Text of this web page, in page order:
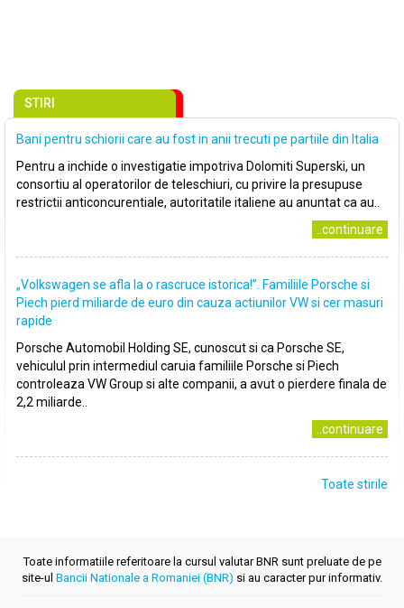
STIRI
Bani pentru schiorii care au fost in anii trecuti pe partiile din Italia
Pentru a inchide o investigatie impotriva Dolomiti Superski, un
consortiu al operatorilor de teleschiuri, cu privire la presupuse
restrictii anticoncurentiale, autoritatile italiene au anuntat ca au..
..continuare
„Volkswagen se afla la o rascruce istorica!”. Familiile Porsche si
Piech pierd miliarde de euro din cauza actiunilor VW si cer masuri
rapide
Porsche Automobil Holding SE, cunoscut si ca Porsche SE,
vehiculul prin intermediul caruia familiile Porsche si Piech
controleaza VW Group si alte companii, a avut o pierdere finala de
2,2 miliarde..
..continuare
Toate stirile
Toate informatiile referitoare la cursul valutar BNR sunt preluate de pe
site-ul Bancii Nationale a Romaniei (BNR) si au caracter pur informativ.